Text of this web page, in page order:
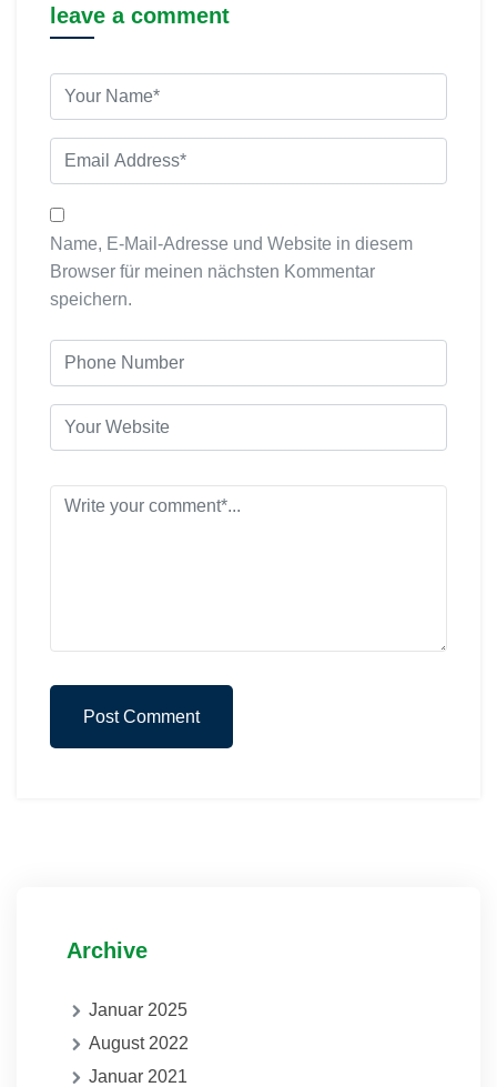
leave a comment
Name, E-Mail-Adresse und Website in diesem
Browser für meinen nächsten Kommentar
speichern.
Post Comment
Archive
Januar 2025
August 2022
Januar 2021